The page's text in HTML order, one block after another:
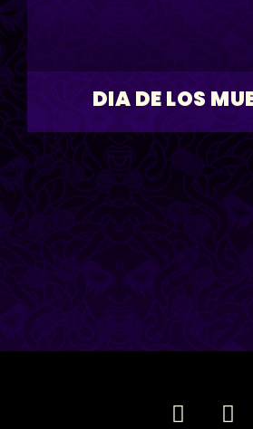
DIA DE LOS